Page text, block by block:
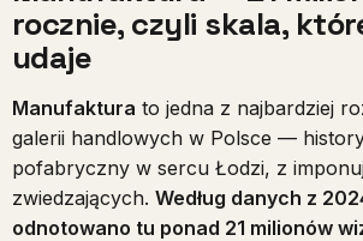
rocznie, czyli skala,
udaje
Manufaktura to jedna z najbardziej
galerii handlowych w Polsce —
pofabryczny w sercu Łodzi, z
zwiedzających. Według danych z
odnotowano tu ponad 21 milionów